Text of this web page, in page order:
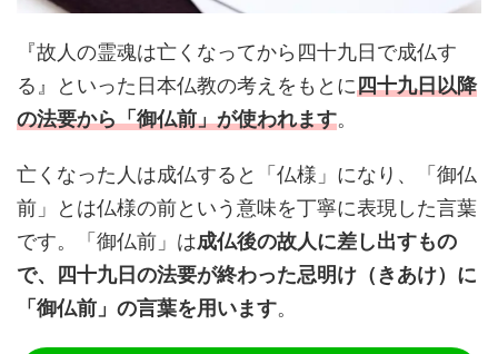
『故人の霊魂は亡くなってから四十九日で成仏す
る』といった日本仏教の考えをもとに四十九日以降
の法要から「御仏前」が使われます。
亡くなった人は成仏すると「仏様」になり、「御仏
前」とは仏様の前という意味を丁寧に表現した言葉
です。「御仏前」は成仏後の故人に差し出すもの
で、四十九日の法要が終わった忌明け（きあけ）に
「御仏前」の言葉を用います。